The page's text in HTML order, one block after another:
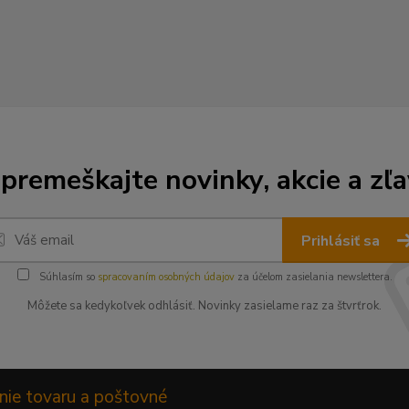
novinky, akcie a
Prihlásiť sa
Súhlasím so spracovaním osobných údajovza účelom zasielania newslettera.
Môžete sa kedykoľvek odhlásiť. Novinky zasielame raz za štvrťrok.
tovaru a poštovné